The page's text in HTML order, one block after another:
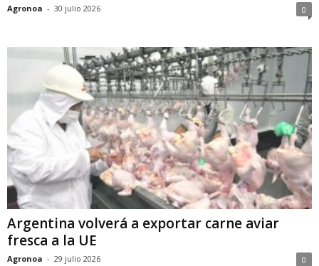
Agronoa - 30 julio 2026 0
Argentina volverá a exportar carne aviar
fresca a la UE
Agronoa - 29 julio 2026 0